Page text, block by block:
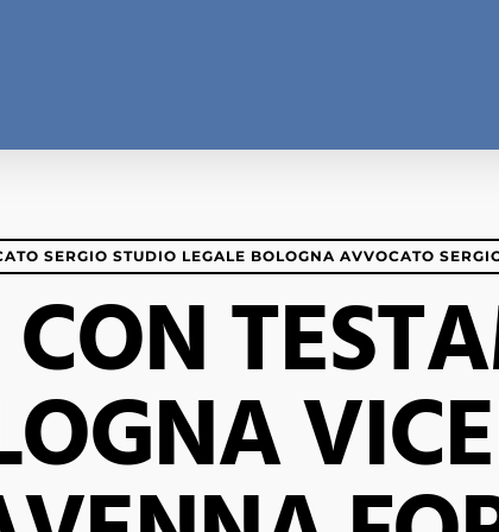
SERGIO STUDIO LEGALE BOLOGNA AVVOCATO
CON